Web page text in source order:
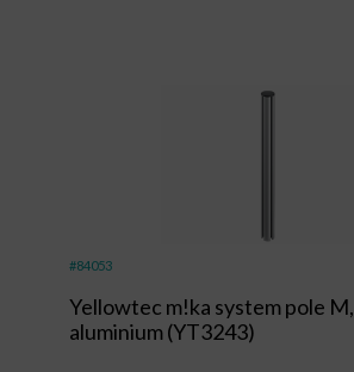
#84053
Yellowtec m!ka system pole M,
aluminium (YT3243)